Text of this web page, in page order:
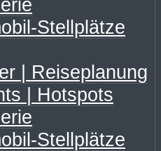
Stellplätze
| Reiseplanung
| Hotspots
Stellplätze